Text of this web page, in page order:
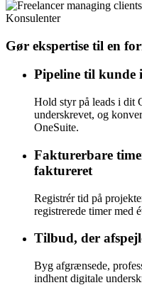
Konsulenter
Gør ekspertise til en
Pipeline til kunde
Hold styr på leads i dit
underskrevet, og
OneSuite.
Fakturerbare
faktureret
Registrér tid på
registrerede timer med
Tilbud, der
Byg afgrænsede,
indhent digitale